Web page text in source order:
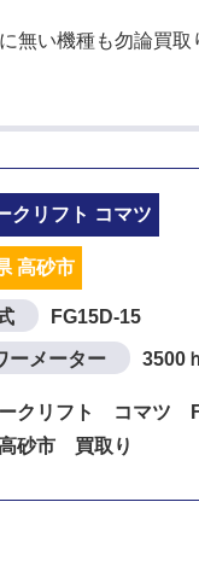
に無い機種も勿論買
クリフト コマツ
高砂市
FG15D-15
ーメーター 3500ｈ
クリフト コマツ
砂市 買取り